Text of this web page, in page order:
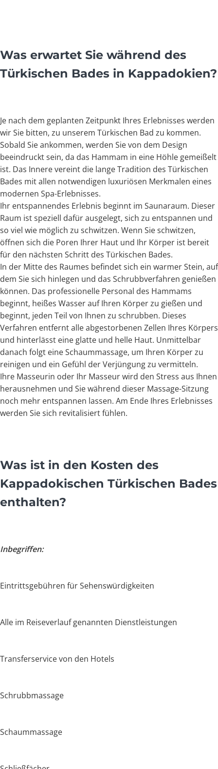
Was erwartet Sie während des
Türkischen Bades in Kappadokien?
Je nach dem geplanten Zeitpunkt Ihres Erlebnisses werden
wir Sie bitten, zu unserem Türkischen Bad zu kommen.
Sobald Sie ankommen, werden Sie von dem Design
beeindruckt sein, da das Hammam in eine Höhle gemeißelt
ist. Das Innere vereint die lange Tradition des Türkischen
Bades mit allen notwendigen luxuriösen Merkmalen eines
modernen Spa-Erlebnisses.
Ihr entspannendes Erlebnis beginnt im Saunaraum. Dieser
Raum ist speziell dafür ausgelegt, sich zu entspannen und
so viel wie möglich zu schwitzen. Wenn Sie schwitzen,
öffnen sich die Poren Ihrer Haut und Ihr Körper ist bereit
für den nächsten Schritt des Türkischen Bades.
In der Mitte des Raumes befindet sich ein warmer Stein, auf
dem Sie sich hinlegen und das Schrubbverfahren genießen
können. Das professionelle Personal des Hammams
beginnt, heißes Wasser auf Ihren Körper zu gießen und
beginnt, jeden Teil von Ihnen zu schrubben. Dieses
Verfahren entfernt alle abgestorbenen Zellen Ihres Körpers
und hinterlässt eine glatte und helle Haut. Unmittelbar
danach folgt eine Schaummassage, um Ihren Körper zu
reinigen und ein Gefühl der Verjüngung zu vermitteln.
Ihre Masseurin oder Ihr Masseur wird den Stress aus Ihnen
herausnehmen und Sie während dieser Massage-Sitzung
noch mehr entspannen lassen. Am Ende Ihres Erlebnisses
werden Sie sich revitalisiert fühlen.
Was ist in den Kosten des
Kappadokischen Türkischen Bades
enthalten?
Inbegriffen:
Eintrittsgebühren für Sehenswürdigkeiten
Alle im Reiseverlauf genannten Dienstleistungen
Transferservice von den Hotels
Schrubbmassage
Schaummassage